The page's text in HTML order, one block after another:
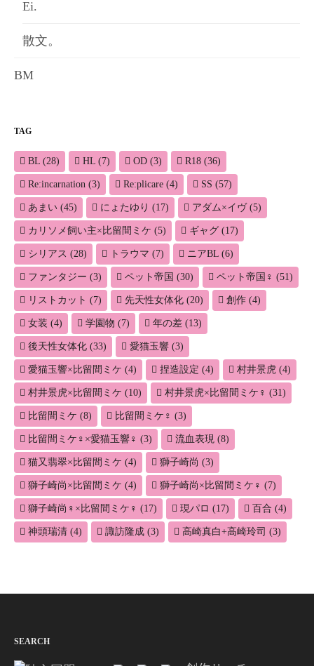
Ei.
散文。
BM
TAG
BL (28) HL (7) OD (3) R18 (36)
Re:incarnation (3) Re:plicare (4) SS (57)
あまい (45) にょたゆり (17) アダム×イヴ(5)
カリソメ飼い主×比留間ミケ (5) ギャグ (17)
シリアス (28) トラウマ (7) ニアBL (6)
ファンタジー (3) ペット帝国 (30) ペット帝国♀ (51)
リストカット (7) 先天性女体化 (20) 創作 (4)
女装 (4) 学園物 (7) 年の差 (13)
後天性女体化 (33) 愛猫玉響 (3)
愛猫玉響×比留間ミケ (4) 捏造設定 (4) 村井景虎 (4)
村井景虎×比留間ミケ (10) 村井景虎×比留間ミケ♀ (31)
比留間ミケ (8) 比留間ミケ♀ (3)
比留間ミケ♀×愛猫玉響♀ (3) 流血表現 (8)
猫又翡翠×比留間ミケ (4) 獅子崎尚 (3)
獅子崎尚×比留間ミケ (4) 獅子崎尚×比留間ミケ♀ (7)
獅子崎尚♀×比留間ミケ♀ (17) 現パロ (17) 百合 (4)
神頭瑞清 (4) 諏訪隆成 (3) 高崎真白+高崎玲司 (3)
SEARCH